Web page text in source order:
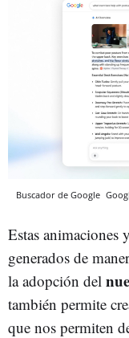
Buscador de Google
Estas animaciones
generados de
la adopción del
también permite
que nos permiten